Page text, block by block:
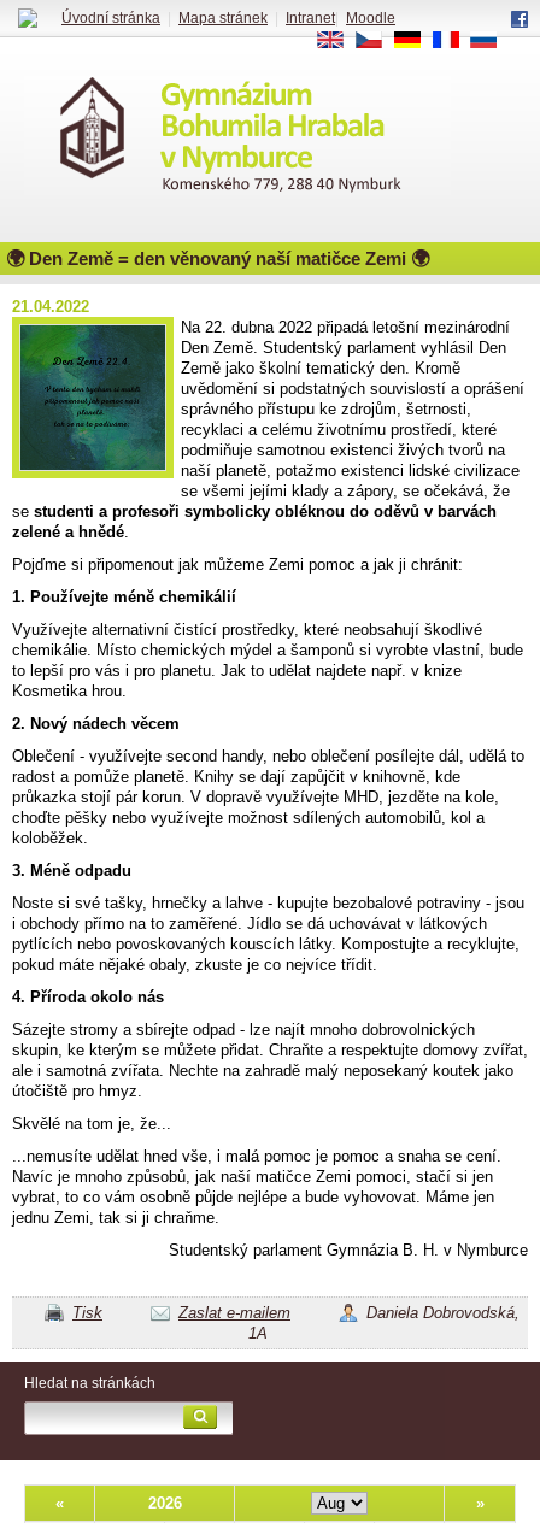
🌍 Den Země = den věnovaný naší matičce Zemi 🌍
21.04.2022
Na 22. dubna 2022 připadá letošní mezinárodní
Den Země. Studentský parlament vyhlásil Den
Země jako školní tematický den. Kromě
uvědomění si podstatných souvislostí a oprášení
správného přístupu ke zdrojům, šetrnosti,
recyklaci a celému životnímu prostředí, které
podmiňuje samotnou existenci živých tvorů na
naší planetě, potažmo existenci lidské civilizace
se všemi jejími klady a zápory, se očekává, že
se studenti a profesoři symbolicky obléknou do oděvů v barvách
zelené a hnědé.
Pojďme si připomenout jak můžeme Zemi pomoc a jak ji chránit:
1. Používejte méně chemikálií
Využívejte alternativní čistící prostředky, které neobsahují škodlivé
chemikálie. Místo chemických mýdel a šamponů si vyrobte vlastní, bude
to lepší pro vás i pro planetu. Jak to udělat najdete např. v knize
Kosmetika hrou.
2. Nový nádech věcem
Oblečení - využívejte second handy, nebo oblečení posílejte dál, udělá to
radost a pomůže planetě. Knihy se dají zapůjčit v knihovně, kde
průkazka stojí pár korun. V dopravě využívejte MHD, jezděte na kole,
choďte pěšky nebo využívejte možnost sdílených automobilů, kol a
koloběžek.
3. Méně odpadu
Noste si své tašky, hrnečky a lahve - kupujte bezobalové potraviny - jsou
i obchody přímo na to zaměřené. Jídlo se dá uchovávat v látkových
pytlících nebo povoskovaných kouscích látky. Kompostujte a recyklujte,
pokud máte nějaké obaly, zkuste je co nejvíce třídit.
4. Příroda okolo nás
Sázejte stromy a sbírejte odpad - lze najít mnoho dobrovolnických
skupin, ke kterým se můžete přidat. Chraňte a respektujte domovy zvířat,
ale i samotná zvířata. Nechte na zahradě malý neposekaný koutek jako
útočiště pro hmyz.
Skvělé na tom je, že...
...nemusíte udělat hned vše, i malá pomoc je pomoc a snaha se cení.
Navíc je mnoho způsobů, jak naší matičce Zemi pomoci, stačí si jen
vybrat, to co vám osobně půjde nejlépe a bude vyhovovat. Máme jen
jednu Zemi, tak si ji chraňme.
Studentský parlament Gymnázia B. H. v Nymburce
Tisk Zaslat e-mailem
Daniela Dobrovodská,
1A
Hledat na stránkách
« 2026 »
Úvodní stránka Mapa stránek Intranet|
Moodle
EN
CS DE FR RU